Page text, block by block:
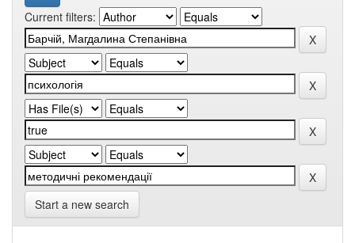
Current filters:
Start a new search